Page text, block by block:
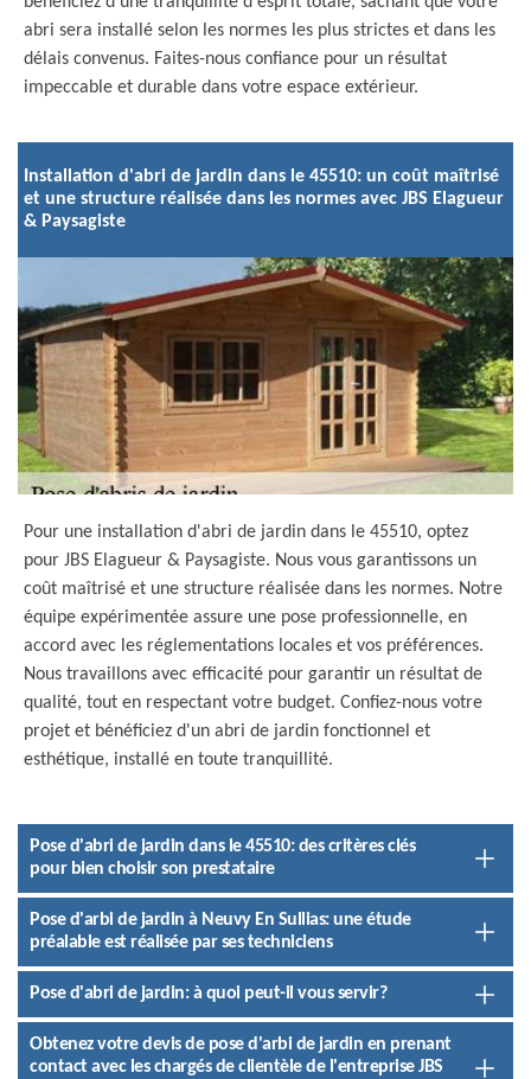
abri sera installé selon les normes les plus strictes et dans les
délais convenus. Faites-nous confiance pour un résultat
impeccable et durable dans votre espace extérieur.
Installation d'abri de jardin dans le 45510: un coût maîtrisé
et une structure réalisée dans les normes avec JBS Elagueur
& Paysagiste
Pour une installation d'abri de jardin dans le 45510, optez
pour JBS Elagueur & Paysagiste. Nous vous garantissons un
coût maîtrisé et une structure réalisée dans les normes. Notre
équipe expérimentée assure une pose professionnelle, en
accord avec les réglementations locales et vos préférences.
Nous travaillons avec efficacité pour garantir un résultat de
qualité, tout en respectant votre budget. Confiez-nous votre
projet et bénéficiez d'un abri de jardin fonctionnel et
esthétique, installé en toute tranquillité.
Pose d'abri de jardin dans le 45510: des critères clés
pour bien choisir son prestataire
Pose d'arbi de jardin à Neuvy En Sullias: une étude
préalable est réalisée par ses techniciens
Pose d'abri de jardin: à quoi peut-il vous servir?
Obtenez votre devis de pose d'arbi de jardin en prenant
contact avec les chargés de clientèle de l'entreprise JBS